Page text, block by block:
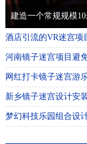
建造一个常规规模
酒店引流的VR迷宫项
河南镜子迷宫项目避
网红打卡镜子迷宫游